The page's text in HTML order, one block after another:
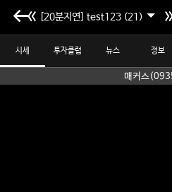
[20분지연] test123 (21)
시세 투자클럽 뉴스 정보
매커스